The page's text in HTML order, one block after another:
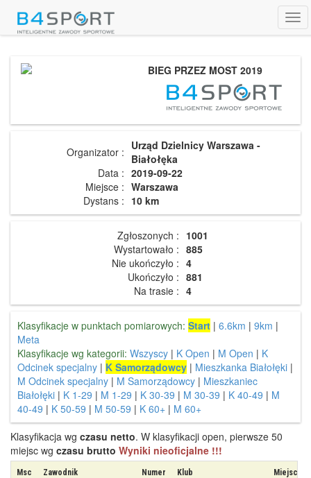
BIEG PRZEZ MOST 2019
Organizator : Urząd Dzielnicy Warszawa -
Białołęka
Data : 2019-09-22
Miejsce : Warszawa
Dystans : 10 km
Zgłoszonych : 1001
Wystartowało : 885
Nie ukończyło : 4
Ukończyło : 881
Na trasie : 4
Klasyfikacje w punktach pomiarowych: Start | 6.6km | 9km |
Meta
Klasyfikacje wg kategorii: Wszyscy | K Open | M Open | K
Odcinek specjalny | K Samorządowcy | Mieszkanka Białołęki |
M Odcinek specjalny | M Samorządowcy | Mieszkaniec
Białołęki | K 1-29 | M 1-29 | K 30-39 | M 30-39 | K 40-49 | M
40-49 | K 50-59 | M 50-59 | K 60+ | M 60+
Klasyfikacja wg czasu netto. W klasyfikacji open, pierwsze 50
miejsc wg czasu brutto Wyniki nieoficjalne !!!
Msc Zawodnik Numer Klub